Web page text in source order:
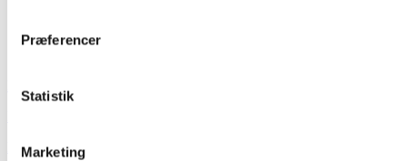
Præferencer
Statistik
Marketing
Booking